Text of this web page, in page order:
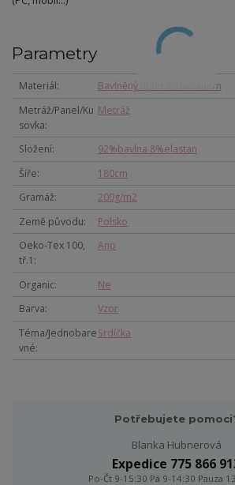
Parametry
Materiál
Bavlněný úplet s elastanem
Metráž/Panel/Ku
sovka
Metráž
Složení
92%bavlna 8%elastan
Šíře
180cm
Gramáž
200g/m2
Země původu
Polsko
Oeko-Tex 100,
tř.1
Ano
Organic
Ne
Barva
Vzor
Téma/Jednobare
vné
Srdíčka
Potřebujete
Blanka Hubnerová
Expedice 775 866
Po-Čt 9-15:30 Pá 9-14:30 Pauza